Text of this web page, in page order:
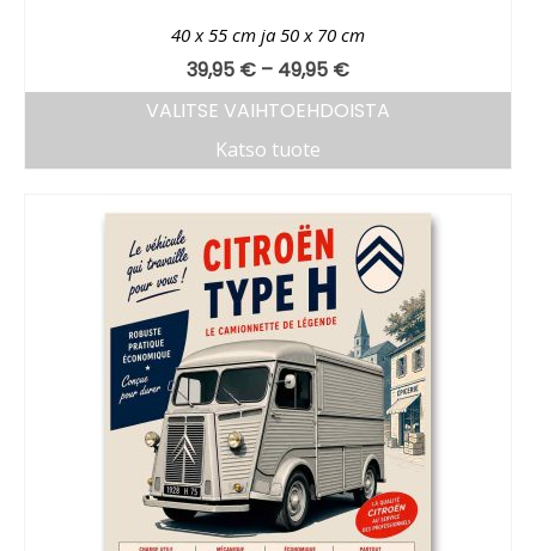
40 x 55 cm ja 50 x 70 cm
39,95 € – 49,95 €
VALITSE VAIHTOEHDOISTA
Katso tuote